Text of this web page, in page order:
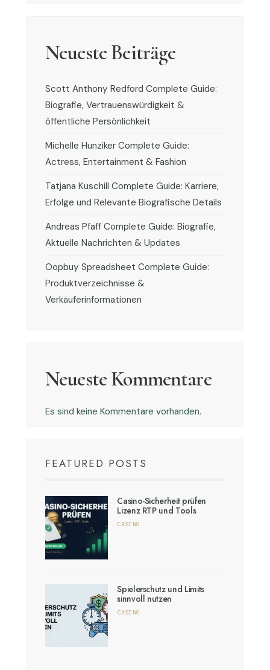
Neueste Beiträge
Scott Anthony Redford Complete Guide:
Biografie, Vertrauenswürdigkeit &
öffentliche Persönlichkeit
Michelle Hunziker Complete Guide:
Actress, Entertainment & Fashion
Tatjana Kuschill Complete Guide: Karriere,
Erfolge und Relevante Biografische Details
Andreas Pfaff Complete Guide: Biografie,
Aktuelle Nachrichten & Updates
Oopbuy Spreadsheet Complete Guide:
Produktverzeichnisse &
Verkäuferinformationen
Neueste Kommentare
Es sind keine Kommentare vorhanden.
FEATURED POSTS
Casino-Sicherheit prüfen
Lizenz RTP und Tools
CASINO
Spielerschutz und Limits
sinnvoll nutzen
CASINO